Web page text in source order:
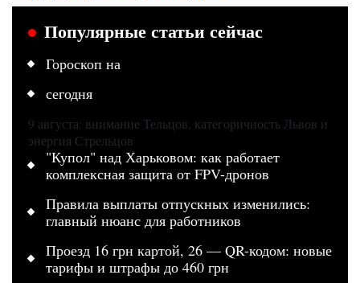
Популярные статьи сейчас
Гороскоп на
сегодня
9 августа: внимание Тельцов, категоричность Львов и
энергия Стрельцов
"Купол" над Харьковом: как работает
комплексная защита от FPV-дронов
Правила выплаты отпускных изменились:
главный нюанс для работников
Проезд 16 грн картой, 26 — QR-кодом: новые
тарифы и штрафы до 460 грн